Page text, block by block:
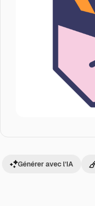
Générer avec l’IA